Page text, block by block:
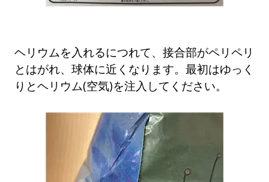
ヘリウムを入れるにつれて、接合部がペリペリ
とはがれ、球体に近くなります。最初はゆっく
りとヘリウム(空気)を注入してください。